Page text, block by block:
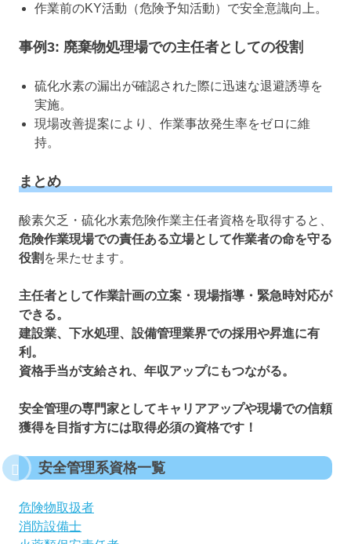
作業前のKY活動（危険予知活動）で安全意識向上。
事例3: 廃棄物処理場での主任者としての役割
硫化水素の漏出が確認された際に迅速な退避誘導を
実施。
現場改善提案により、作業事故発生率をゼロに維
持。
まとめ
酸素欠乏・硫化水素危険作業主任者資格を取得すると、
危険作業現場での責任ある立場として作業者の命を守る
役割 を果たせます。
主任者として作業計画の立案・現場指導・緊急時対応が
できる。
建設業、下水処理、設備管理業界での採用や昇進に有
利。
資格手当が支給され、年収アップにもつながる。
安全管理の専門家としてキャリアアップや現場での信頼
獲得を目指す方には取得必須の資格です！
安全管理系資格一覧
危険物取扱者
消防設備士